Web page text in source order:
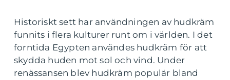
Historiskt sett har användningen av hudkräm
funnits i flera kulturer runt om i världen. I det
forntida Egypten användes hudkräm för att
skydda huden mot sol och vind. Under
renässansen blev hudkräm populär bland